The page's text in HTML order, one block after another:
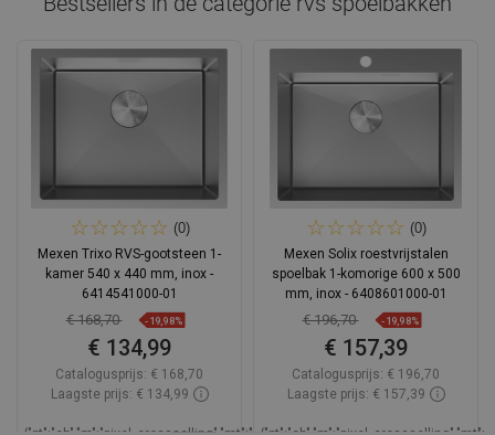
(0)
Mexen Trixo RVS-gootsteen 1-
kamer 540 x 440 mm, inox -
6414541000-01
€ 168,70 -19,98%
€ 134,99
Catalogusprijs: € 168,70
Laagste prijs: € 134,99
(0)
Mexen Solix roestvrijstalen
spoelbak 1-komorige 600 x 500
mm, inox - 6408601000-01
€ 196,70 -19,98%
€ 157,39
Catalogusprijs: € 196,70
Laagste prijs: € 157,39